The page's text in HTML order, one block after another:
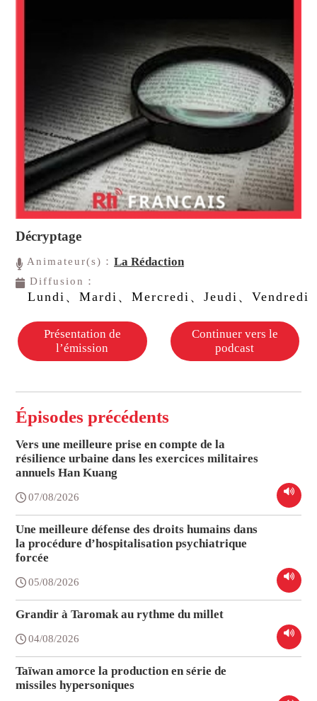
Décryptage
Animateur(s)：La Rédaction
Diffusion：
Lundi、Mardi、Mercredi、Jeudi、Vendredi
Présentation de
l’émission
Continuer vers le
podcast
Épisodes précédents
Vers une meilleure prise en compte de la
résilience urbaine dans les exercices militaires
annuels Han Kuang
07/08/2026
Une meilleure défense des droits humains dans
la procédure d’hospitalisation psychiatrique
forcée
05/08/2026
Grandir à Taromak au rythme du millet
04/08/2026
Taïwan amorce la production en série de
missiles hypersoniques